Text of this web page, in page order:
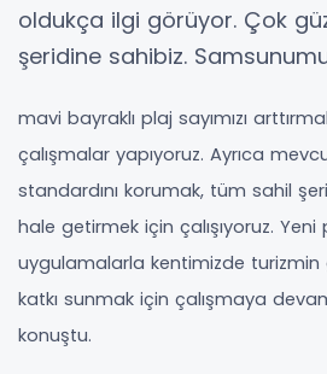
oldukça ilgi görüyor. Çok
şeridine sahibiz.
mavi bayraklı plaj sayımızı
çalışmalar yapıyoruz. Ayrıca
standardını korumak, tüm sahil
hale getirmek için çalışıyoruz. Yeni
uygulamalarla kentimizde
katkı sunmak için çalışmaya
konuştu.